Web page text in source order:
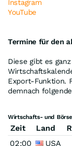
Instagram
YouTube
Termine für den
Diese gibt es
Export-Funktion.
demnach
Wirtschafts- und
Zeit Land
02:00
USA